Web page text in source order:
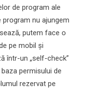
de program ale
program nu ajungem
putem face o
pe mobil și
într-un „self-check”
permisului de
rezervat pe